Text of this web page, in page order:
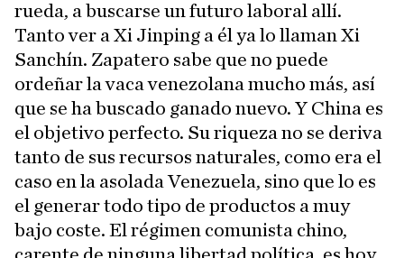
rueda, a buscarse un futuro laboral allí.
Tanto ver a Xi Jinping a él ya lo llaman Xi
Sanchín. Zapatero sabe que no puede
ordeñar la vaca venezolana mucho más, así
que se ha buscado ganado nuevo. Y China es
el objetivo perfecto. Su riqueza no se deriva
tanto de sus recursos naturales, como era el
caso en la asolada Venezuela, sino que lo es
el generar todo tipo de productos a muy
bajo coste. El régimen comunista chino,